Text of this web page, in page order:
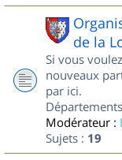
de la
Si vous
nouveaux
par ici.
Modérateur :
Sujets : 19